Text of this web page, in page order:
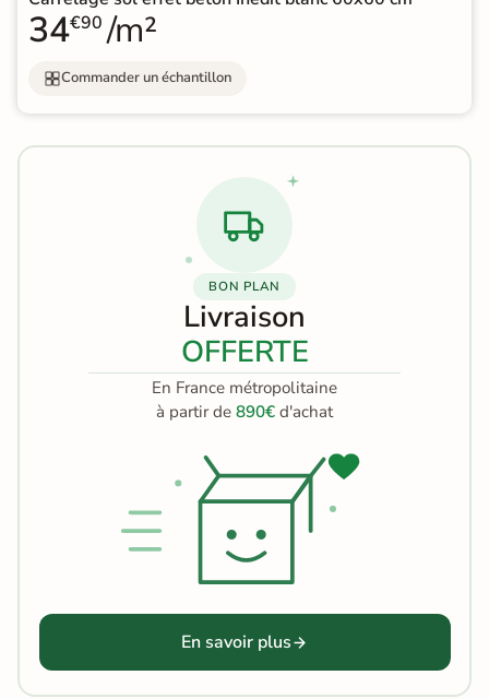
34€90 /m²
Commander un échantillon
BON PLAN
Livraison
OFFERTE
En France métropolitaine
à partir de 890€ d'achat
En savoir plus